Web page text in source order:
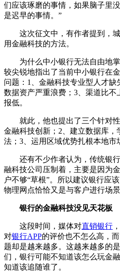
们应该琢磨的事情，如果脑子里
是迟早的事情。”
这次征文中，有作者提到，城
用金融科技的方法。
为什么中小银行无法自由地掌
较尖锐地指出了当前中小银行在
问题：1、金融科技专业型人才缺
数据资产严重浪费；3、渠道比不
报低。
就此，他也提出了三个针对性
金融科技创新；2、建立数据库，
法；3、运用区域优势扎根本地市
还有不少作者认为，传统银行
融科技公司压制着，主要是因为
户不够“草根”。所以建议银行应
物理网点恰恰又是与客户进行场
银行的金融科技没见天花板
这段时间，媒体对直销银行
对银行APP的评价也不怎么高，
题却是越来越多。这越来越多的
们，银行可能不知道该怎么玩金
知道该追随谁了。